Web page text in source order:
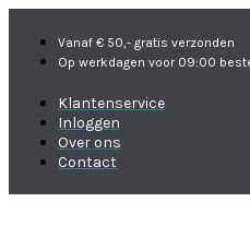
Vanaf € 50,- gratis verzonden
Op werkdagen voor 09:00
Klantenservice
Inloggen
Over ons
Contact